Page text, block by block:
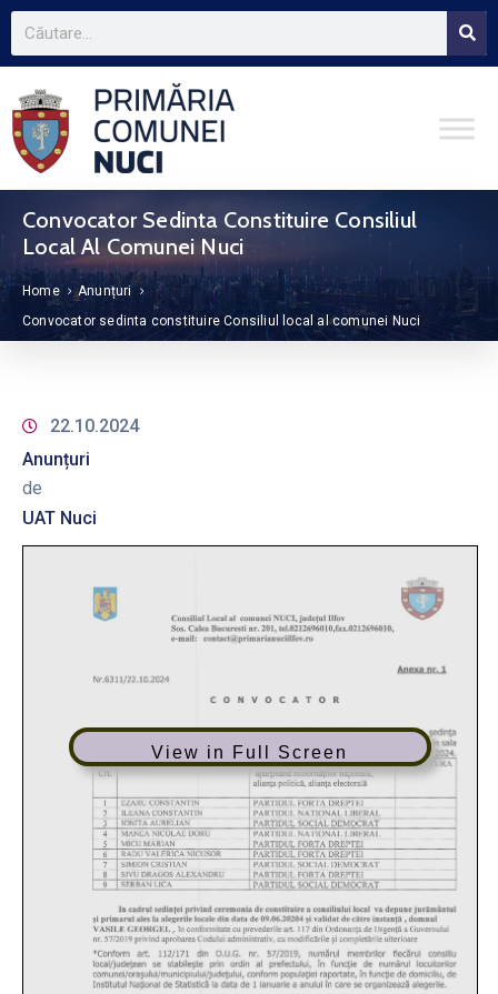
Convocator Sedinta Constituire Consiliul
Local Al Comunei Nuci
Home
Anunțuri
Convocator sedinta constituire Consiliul local al comunei Nuci
22.10.2024
Anunțuri
de
UAT Nuci
View in Full Screen